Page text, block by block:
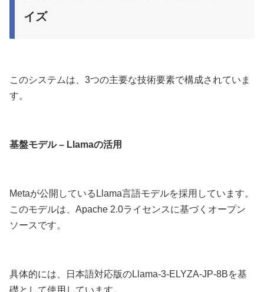
イズ
このシステムは、3つの主要な技術要素で構成されていま
す。
基盤モデル – Llamaの活用
Metaが公開しているLlama言語モデルを採用しています。
このモデルは、Apache 2.0ライセンスに基づくオープン
ソースです。
具体的には、日本語対応版のLlama-3-ELYZA-JP-8Bを基
礎として使用しています。